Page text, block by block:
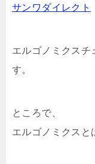
サンワダイレクト
エルゴノミクスチ
す。
ところで、
エルゴノミクスと